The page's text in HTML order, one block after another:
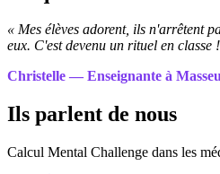
« Mes élèves adorent, ils n'arrêtent
eux. C'est devenu un rituel en classe
Christelle — Enseignante à
Ils parlent de nous
Calcul Mental Challenge dans les